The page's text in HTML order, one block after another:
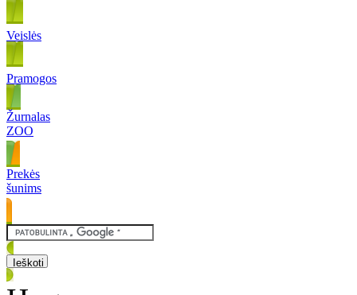
Veislės
Pramogos
Žurnalas
ZOO
Prekės
šunims